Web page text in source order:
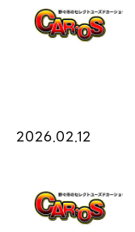
2026.02.12